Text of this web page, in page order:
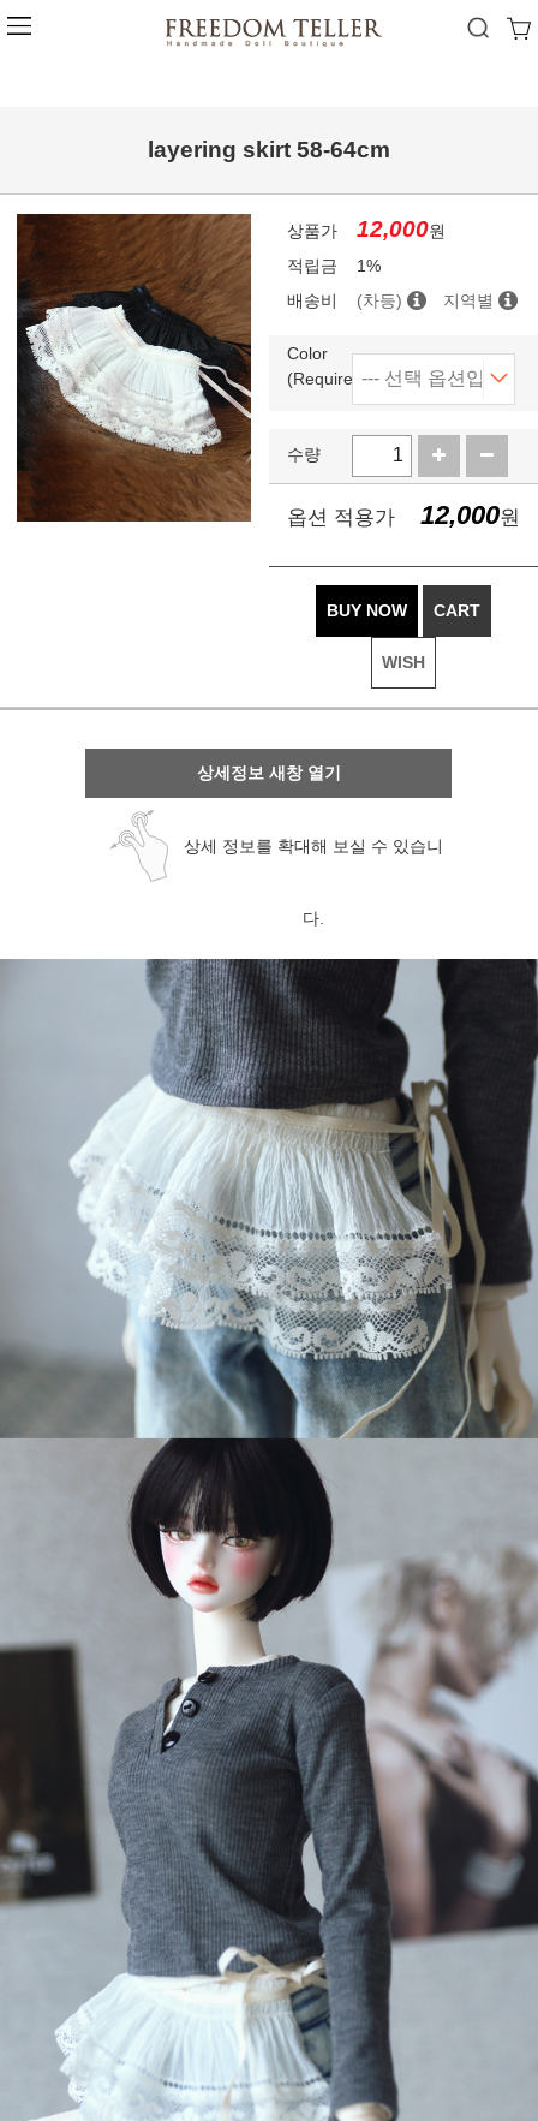
layering skirt 58-64cm
상품가 12,000원
적립금
1%
배송비
(차등) 지역별
Color
(Required)
수량
옵션 적용가 12,000원
BUY NOW CART
WISH
상세정보 새창 열기
상세 정보를 확대해 보실 수 있습니
다.